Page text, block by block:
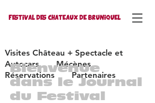
FESTIVAL DES CHATEAUX DE BRUNIQUEL
Visites Château + Spectacle et
Autocars
Mécènes
Réservations
Partenaires
Bienvenue
dans le Journal
du Festival